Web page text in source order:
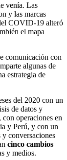
venía. Las
y las marcas
COVID-19 alteró
el mapa
comunicación con
algunas de
estrategia de
del 2020 con un
de datos y
operaciones en
y Perú, y con un
conversaciones
cinco cambios
y medios.